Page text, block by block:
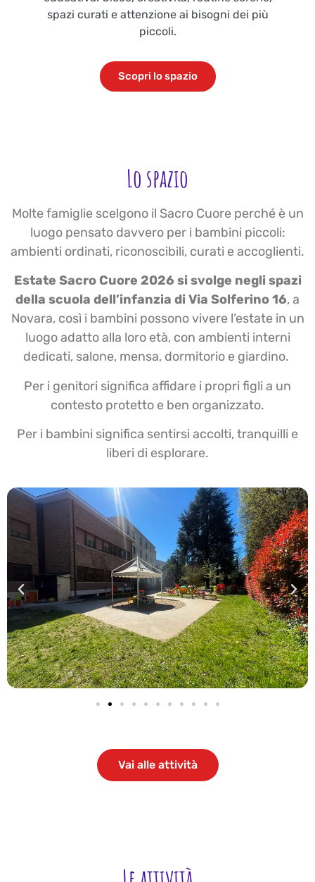
spazi curati e attenzione ai bisogni dei più
piccoli.
Scopri lo spazio
Lo spazio
Molte famiglie scelgono il Sacro Cuore perché è un
luogo pensato davvero per i bambini piccoli:
ambienti ordinati, riconoscibili, curati e accoglienti.
Estate Sacro Cuore 2026 si svolge negli spazi
della scuola dell’infanzia di Via Solferino 16, a
Novara, così i bambini possono vivere l’estate in un
luogo adatto alla loro età, con ambienti interni
dedicati, salone, mensa, dormitorio e giardino.
Per i genitori significa affidare i propri figli a un
contesto protetto e ben organizzato.
Per i bambini significa sentirsi accolti, tranquilli e
liberi di esplorare.
Vai alle attività